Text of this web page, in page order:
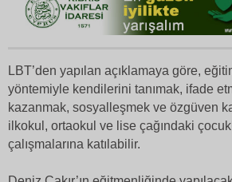
LBT’den yapılan açıklamaya göre,
yöntemiyle kendilerini tanımak, ifade
kazanmak, sosyalleşmek ve özgüven
ilkokul, ortaokul ve lise çağındaki
çalışmalarına katılabilir.